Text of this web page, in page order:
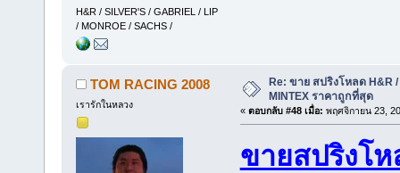
H&R / SILVER'S / GABRIEL / LIP
/ MONROE / SACHS /
TOM RACING 2008
เรารักในหลวง
Re: ขาย สปริงโหลด H&R /
MINTEX ราคาถูกที่สุด
« ตอบกลับ #48 เมื่อ: พฤศจิกายน 23,
ขายสปริงโห